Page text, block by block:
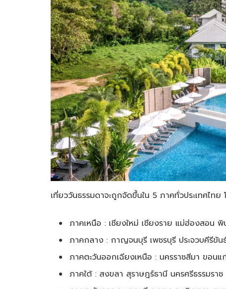
เที่ยววันธรรมดาจะถูกจัดขึ้นใน 5 ภาคทั่วประเทศไท
ภาคเหนือ : เชียงใหม่ เชียงราย แม่ฮ่องสอน
ภาคกลาง : กาญจนบุรี เพชรบุรี ประจวบคีรีขั
ภาคตะวันออกเฉียงเหนือ : นครราชสีมา ขอน
ภาคใต้ : สงขลา สุราษฎร์ธานี นครศรีธรรมรา